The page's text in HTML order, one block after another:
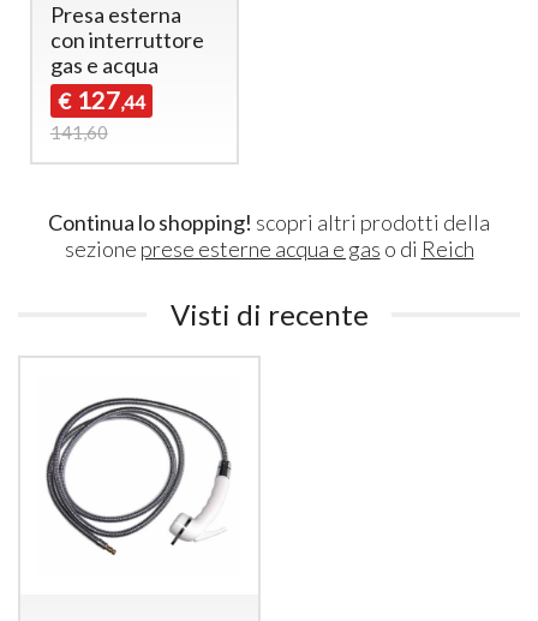
Presa esterna
con interruttore
gas e acqua
€ 127,44
141,60
Continua lo shopping! scopri altri prodotti della
sezione prese esterne acqua e gas o di Reich
Visti di recente